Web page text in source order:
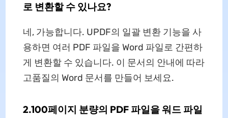
로 변환할 수 있나요?
네, 가능합니다. UPDF의 일괄 변환 기능을 사
용하면 여러 PDF 파일을 Word 파일로 간편하
게 변환할 수 있습니다. 이 문서의 안내에 따라
고품질의 Word 문서를 만들어 보세요.
2.100페이지 분량의 PDF 파일을 워드 파일